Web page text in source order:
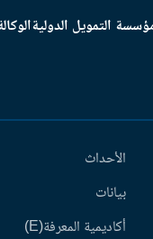
التمويل الدولية
الأحداث
بيانات
أكاديمية المعرفة(E)